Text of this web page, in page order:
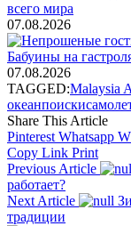
всего мира
07.08.2026
Бабуины на
07.08.2026
TAGGED:Malaysia
океанпоиски
Share This Article
Pinterest Whatsapp
Copy Link Print
Previous Article
работает?
Next Article
традиции